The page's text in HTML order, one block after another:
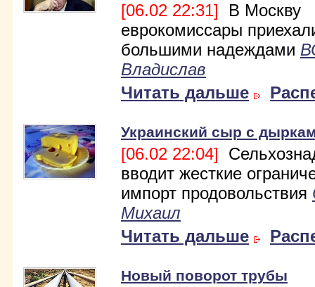
[06.02 22:31] В Москву
еврокомиссары
большими надеждами
Владислав
Читать дальше
Украинский сыр с
[06.02 22:04]
вводит жесткие
импорт продовольствия
Михаил
Читать дальше
Новый поворот трубы